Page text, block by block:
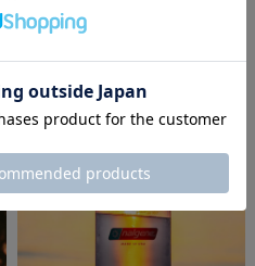
NEW ERA ニューエラ